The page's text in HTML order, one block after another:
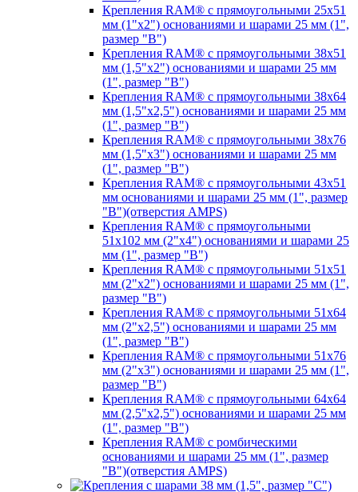
Крепления RAM® с прямоугольными 25х51
мм (1"х2") основаниями и шарами 25 мм (1",
размер "B")
Крепления RAM® с прямоугольными 38х51
мм (1,5"х2") основаниями и шарами 25 мм
(1", размер "B")
Крепления RAM® с прямоугольными 38х64
мм (1,5"х2,5") основаниями и шарами 25 мм
(1", размер "B")
Крепления RAM® с прямоугольными 38х76
мм (1,5"х3") основаниями и шарами 25 мм
(1", размер "B")
Крепления RAM® с прямоугольными 43x51
мм основаниями и шарами 25 мм (1", размер
"B")(отверстия AMPS)
Крепления RAM® с прямоугольными
51х102 мм (2"х4") основаниями и шарами 25
мм (1", размер "B")
Крепления RAM® с прямоугольными 51х51
мм (2"х2") основаниями и шарами 25 мм (1",
размер "B")
Крепления RAM® с прямоугольными 51х64
мм (2"х2,5") основаниями и шарами 25 мм
(1", размер "B")
Крепления RAM® с прямоугольными 51х76
мм (2"х3") основаниями и шарами 25 мм (1",
размер "B")
Крепления RAM® с прямоугольными 64х64
мм (2,5"х2,5") основаниями и шарами 25 мм
(1", размер "B")
Крепления RAM® с ромбическими
основаниями и шарами 25 мм (1", размер
"B")(отверстия AMPS)